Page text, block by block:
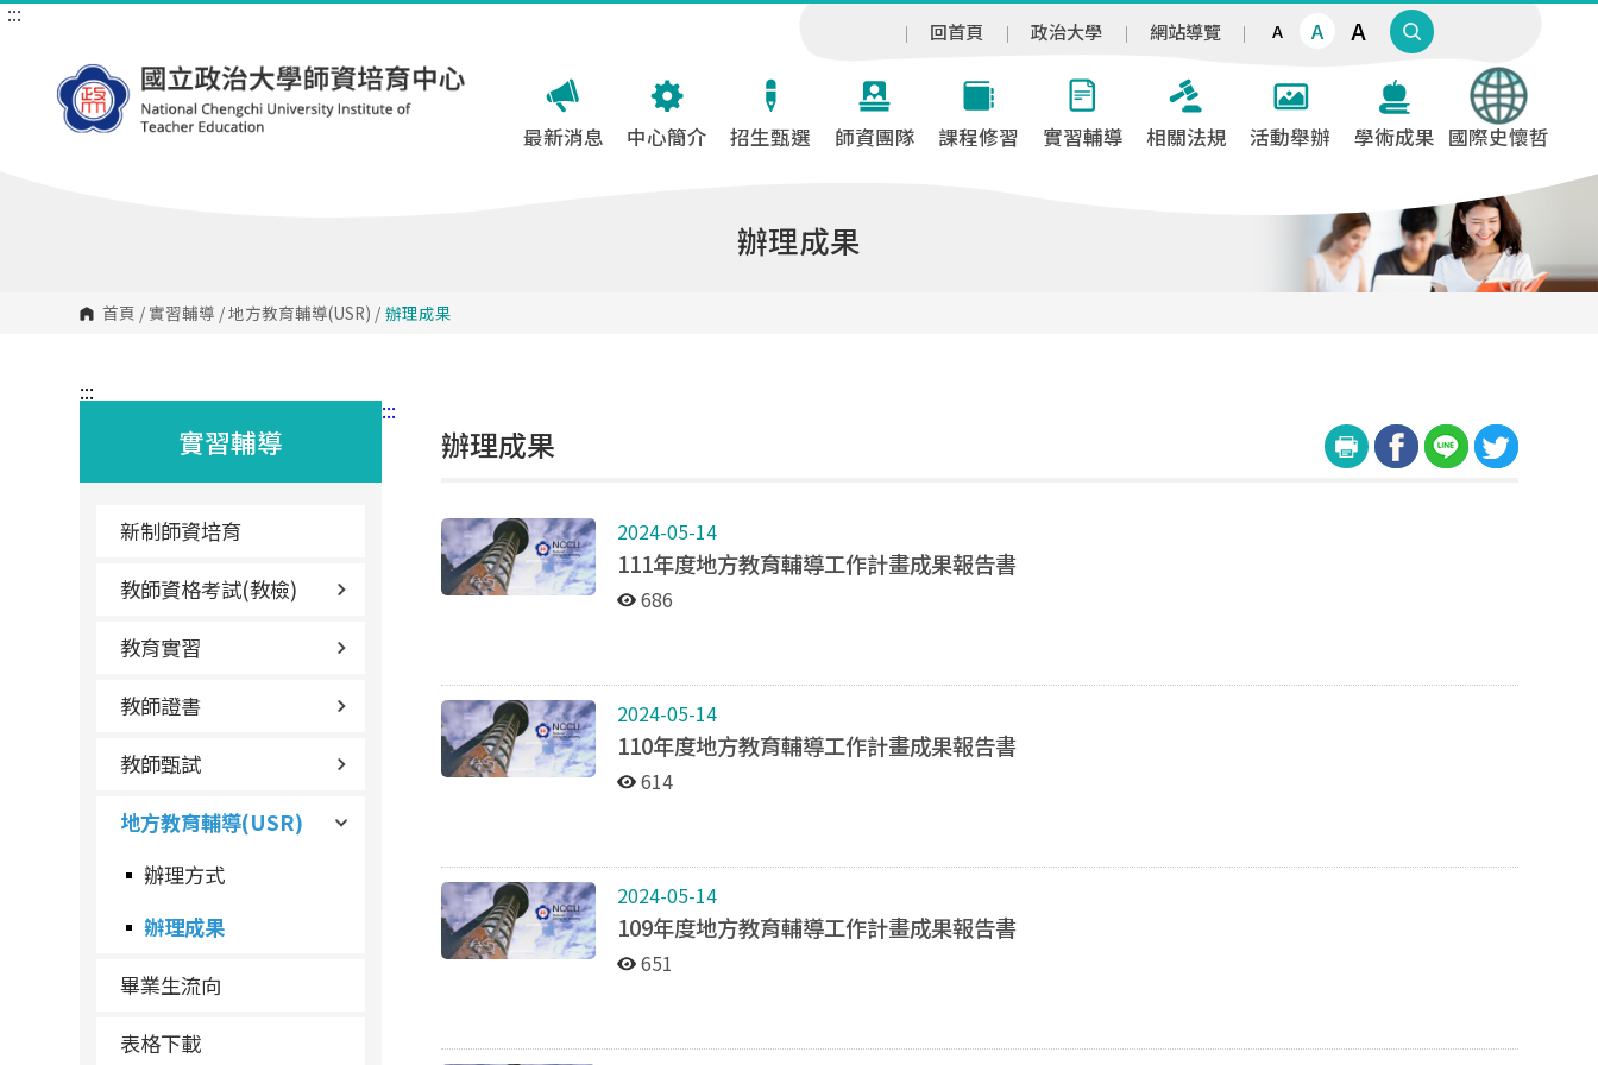
跳
:::
回首頁 政治大學 網站導覽 A A A
最新消息 中心簡介 招生甄選 師資團隊 課程修習 實習輔導 相關法規 活動舉辦 學術成果 國際史懷哲
辦理成果
首頁 /實習輔導 /地方教育輔導(USR) / 辦理成果
:::
實習輔導
新制師資培育
教師資格考試(教檢)
教育實習
教師證書
教師甄試
地方教育輔導(USR)
辦理方式
辦理成果
畢業生流向
表格下載
:::
辦理成果
2024-05-14
111年度地方教育輔導工作計畫成果報告書
686
2024-05-14
110年度地方教育輔導工作計畫成果報告書
614
2024-05-14
109年度地方教育輔導工作計畫成果報告書
651